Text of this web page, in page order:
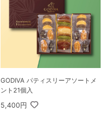
GODIVA パティスリーアソートメ
ント21個入
5,400円